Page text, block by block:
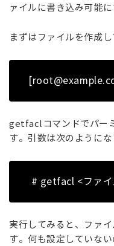
ァイルに書き込み可能
まずはファイルを作成し
getfaclコマンドでパー
す。引数は次のようにな
# getfacl <ファ
実行してみると、ファ
す。何も設定していな